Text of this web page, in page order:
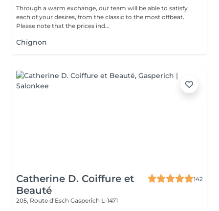
Through a warm exchange, our team will be able to satisfy
each of your desires, from the classic to the most offbeat.
Please note that the prices ind...
Chignon
Catherine D. Coiffure et
Beauté
142
205, Route d'Esch Gasperich L-1471